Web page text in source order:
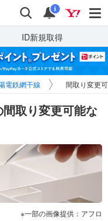
検索 通知
i
ID新規取得
電鉄網干線 間取り変更
取り変更可能な
一部の画像提供：アフロ